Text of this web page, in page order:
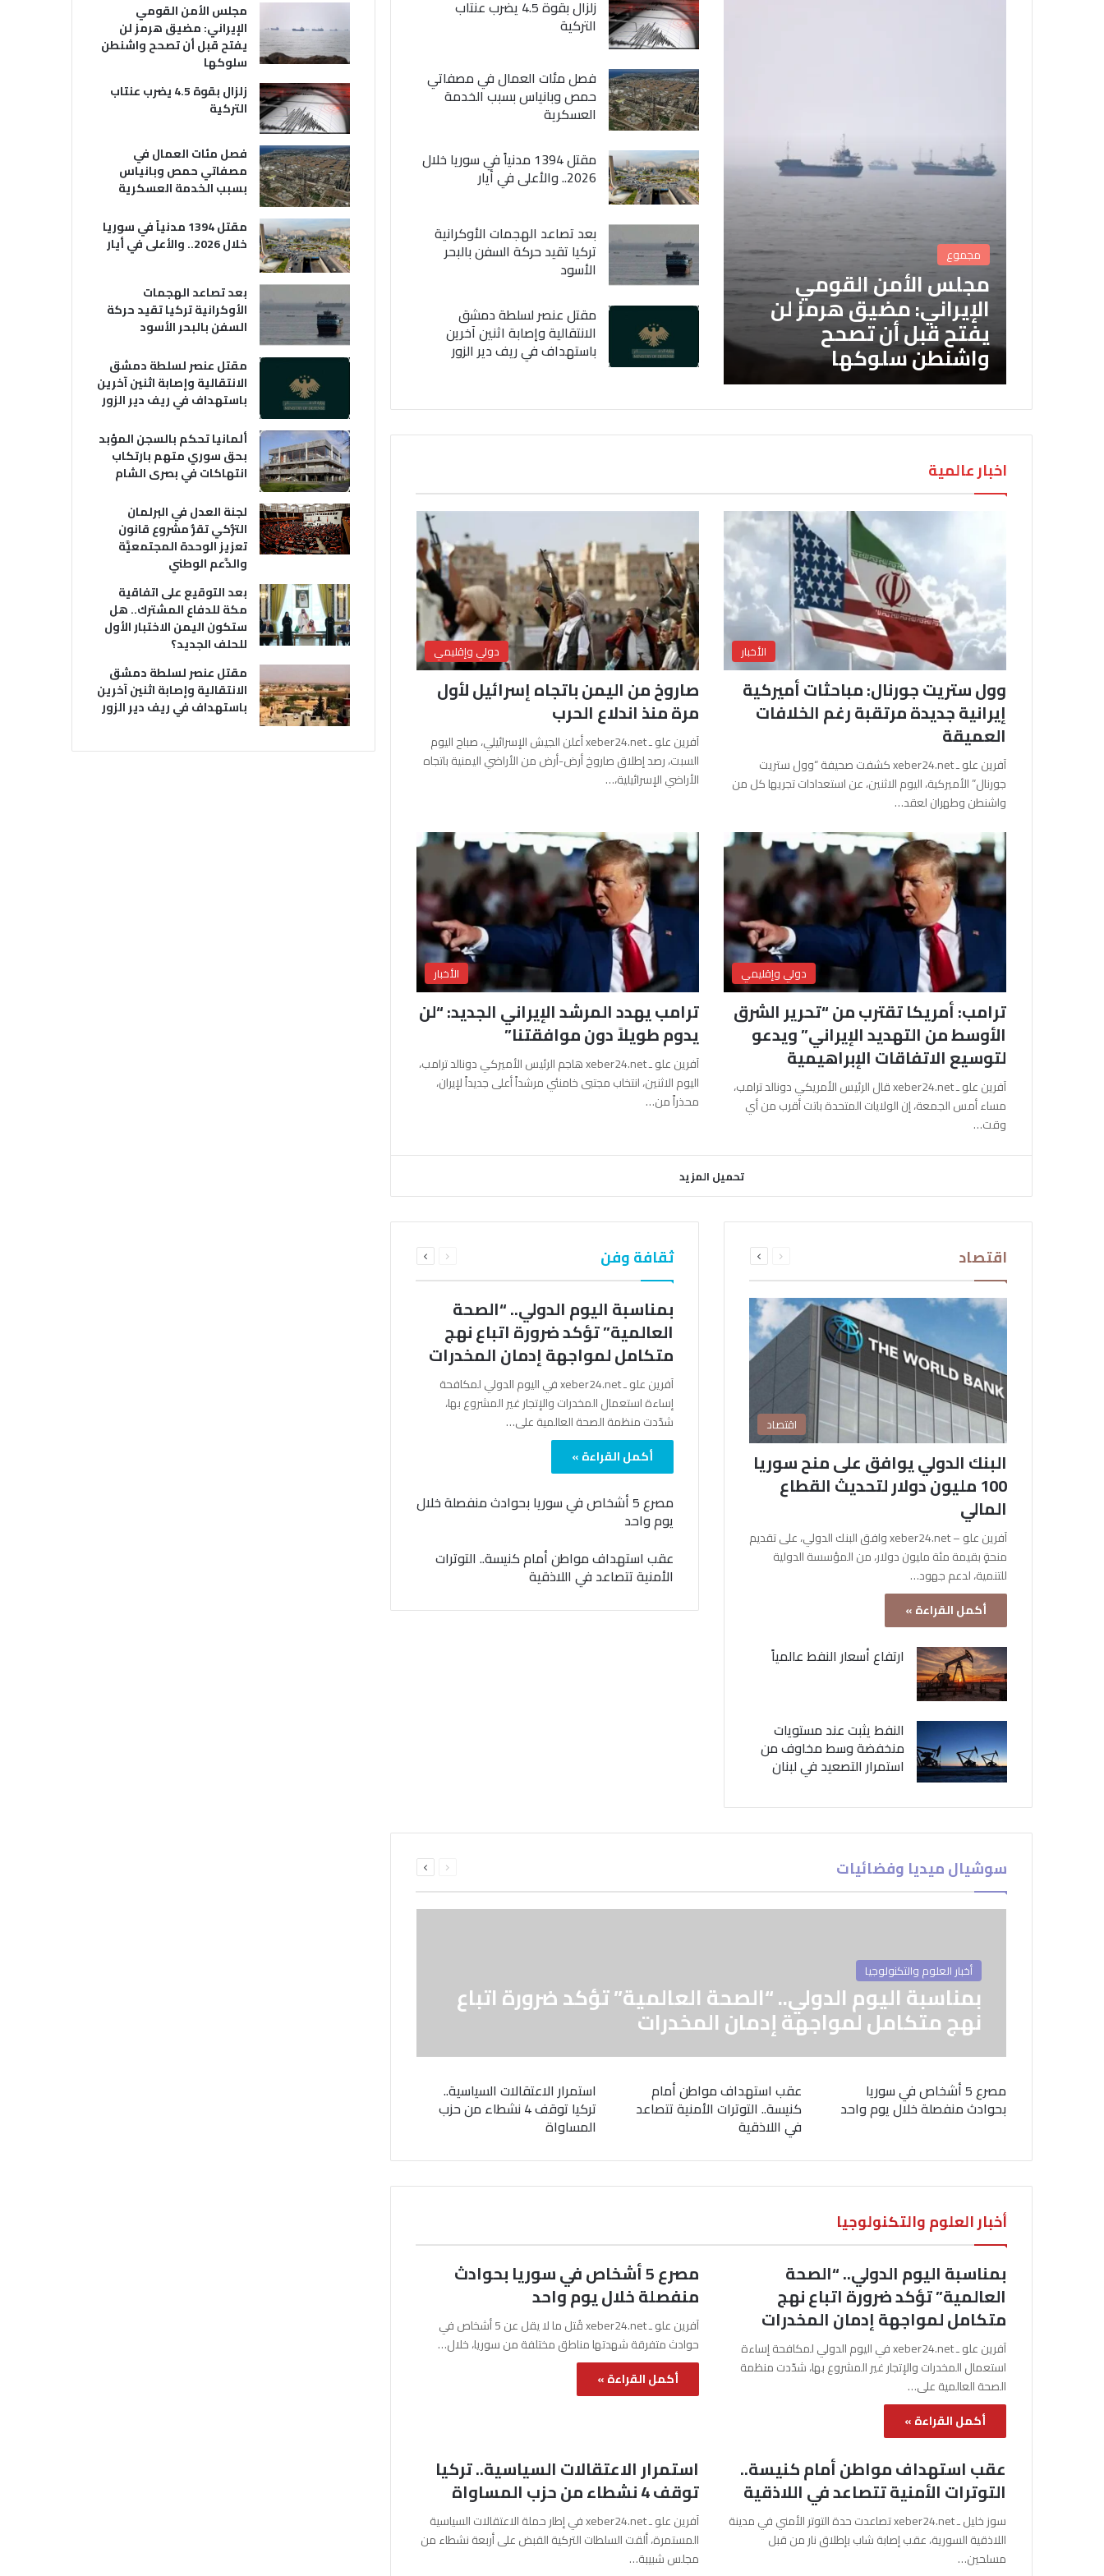
مجموع
مجلس الأمن القومي
الإيراني: مضيق هرمز لن
يفتح قبل أن تصحح
واشنطن سلوكها
زلزال بقوة 4.5 يضرب عنتاب
التركية
فصل مئات العمال في مصفاتي
حمص وبانياس بسبب الخدمة
العسكرية
مقتل 1394 مدنياً في سوريا خلال
2026.. والأعلى في أيار
بعد تصاعد الهجمات الأوكرانية
تركيا تقيد حركة السفن بالبحر
الأسود
مقتل عنصر لسلطة دمشق
الانتقالية وإصابة اثنين آخرين
باستهداف في ريف دير الزور
اخبار عالمية
الأخبار
وول ستريت جورنال: مباحثات أميركية
إيرانية جديدة مرتقبة رغم الخلافات
العميقة
آفرين علو ـ xeber24.net كشفت صحيفة “وول ستريت
جورنال” الأميركية، اليوم الاثنين، عن استعدادات تجريها كل من
واشنطن وطهران لعقد…
دولي وإقليمي
صاروخ من اليمن باتجاه إسرائيل لأول
مرة منذ اندلاع الحرب
آفرين علو ـ xeber24.net أعلن الجيش الإسرائيلي، صباح اليوم
السبت، رصد إطلاق صاروخ أرض-أرض من الأراضي اليمنية باتجاه
الأراضي الإسرائيلية،…
دولي وإقليمي
ترامب: أمريكا تقترب من “تحرير الشرق
الأوسط من التهديد الإيراني” ويدعو
لتوسيع الاتفاقات الإبراهيمية
آفرين علو ـ xeber24.net قال الرئيس الأمريكي دونالد ترامب،
مساء أمس الجمعة، إن الولايات المتحدة باتت أقرب من أي
وقت…
الأخبار
ترامب يهدد المرشد الإيراني الجديد: “لن
يدوم طويلاً دون موافقتنا”
آفرين علو ـ xeber24.net هاجم الرئيس الأميركي دونالد ترامب،
اليوم الاثنين، انتخاب مجتبى خامنئي مرشداً أعلى جديداً لإيران،
محذراً من…
تحميل المزيد
اقتصاد الصفحةالصفحة
اقتصاد
البنك الدولي يوافق على منح سوريا
100 مليون دولار لتحديث القطاع
المالي
آفرين علو – xeber24.net وافق البنك الدولي، على تقديم
منحةٍ بقيمة مئة مليون دولار، من المؤسسة الدولية
للتنمية، لدعم جهود…
أكمل القراءة »
ارتفاع أسعار النفط عالمياً
النفط يثبت عند مستويات
منخفضة وسط مخاوف من
استمرار التصعيد في لبنان
ثقافة وفن الصفحةالصفحة
بمناسبة اليوم الدولي.. “الصحة
العالمية” تؤكد ضرورة اتباع نهج
متكامل لمواجهة إدمان المخدرات
آفرين علو ـ xeber24.net في اليوم الدولي لمكافحة
إساءة استعمال المخدرات والإتجار غير المشروع بها،
شدّدت منظمة الصحة العالمية على…
أكمل القراءة »
مصرع 5 أشخاص في سوريا بحوادث منفصلة خلال
يوم واحد
عقب استهداف مواطن أمام كنيسة.. التوترات
الأمنية تتصاعد في اللاذقية
سوشيال ميديا وفضائيات الصفحةالصفحة
أخبار العلوم والتكنولوجيا
بمناسبة اليوم الدولي.. “الصحة العالمية” تؤكد ضرورة اتباع
نهج متكامل لمواجهة إدمان المخدرات
مصرع 5 أشخاص في سوريا
بحوادث منفصلة خلال يوم واحد
عقب استهداف مواطن أمام
كنيسة.. التوترات الأمنية تتصاعد
في اللاذقية
استمرار الاعتقالات السياسية..
تركيا توقف 4 نشطاء من حزب
المساواة
أخبار العلوم والتكنولوجيا
بمناسبة اليوم الدولي.. “الصحة
العالمية” تؤكد ضرورة اتباع نهج
متكامل لمواجهة إدمان المخدرات
آفرين علو ـ xeber24.net في اليوم الدولي لمكافحة إساءة
استعمال المخدرات والإتجار غير المشروع بها، شدّدت منظمة
الصحة العالمية على…
أكمل القراءة »
مصرع 5 أشخاص في سوريا بحوادث
منفصلة خلال يوم واحد
آفرين علو ـ xeber24.net قُتل ما لا يقل عن 5 أشخاص في
حوادث متفرقة شهدتها مناطق مختلفة من سوريا، خلال…
أكمل القراءة »
عقب استهداف مواطن أمام كنيسة..
التوترات الأمنية تتصاعد في اللاذقية
سوز خليل ـ xeber24.net تصاعدت حدة التوتر الأمني في مدينة
اللاذقية السورية، عقب إصابة شاب بإطلاق نار من قبل
مسلحين…
استمرار الاعتقالات السياسية.. تركيا
توقف 4 نشطاء من حزب المساواة
آفرين علو ـ xeber24.net في إطار حملة الاعتقالات السياسية
المستمرة، ألقت السلطات التركية القبض على أربعة نشطاء من
مجلس شبيبة…
مجلس الأمن القومي
الإيراني: مضيق هرمز لن
يفتح قبل أن تصحح واشنطن
سلوكها
زلزال بقوة 4.5 يضرب عنتاب
التركية
فصل مئات العمال في
مصفاتي حمص وبانياس
بسبب الخدمة العسكرية
مقتل 1394 مدنياً في سوريا
خلال 2026.. والأعلى في أيار
بعد تصاعد الهجمات
الأوكرانية تركيا تقيد حركة
السفن بالبحر الأسود
مقتل عنصر لسلطة دمشق
الانتقالية وإصابة اثنين آخرين
باستهداف في ريف دير الزور
ألمانيا تحكم بالسجن المؤبد
بحق سوري متهم بارتكاب
انتهاكات في بصرى الشام
لجنة العدل في البرلمان
التُّركي تقرُّ مشروع قانون
تعزيز الوحدة المجتمعيَّة
والدَّعم الوطني
بعد التوقيع على اتفاقية
مكة للدفاع المشترك.. هل
ستكون اليمن الاختبار الأول
للحلف الجديد؟
مقتل عنصر لسلطة دمشق
الانتقالية وإصابة اثنين آخرين
باستهداف في ريف دير الزور